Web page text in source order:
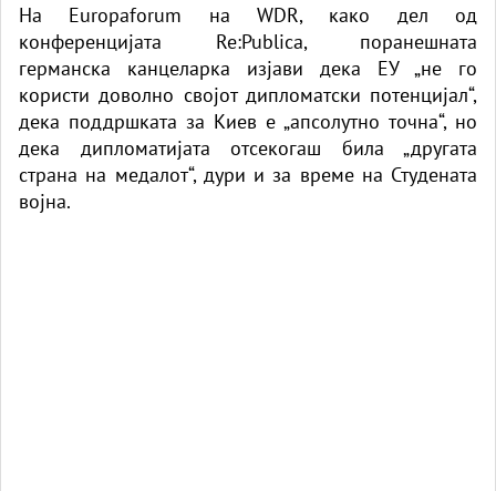
На Europaforum на WDR, како дел од
конференцијата Re:Publica, поранешната
германска канцеларка изјави дека ЕУ „не го
користи доволно својот дипломатски потенцијал“,
дека поддршката за Киев е „апсолутно точна“, но
дека дипломатијата отсекогаш била „другата
страна на медалот“, дури и за време на Студената
војна.